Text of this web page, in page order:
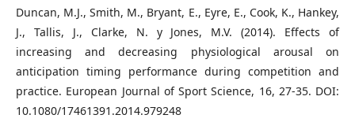
Duncan, M.J., Smith, M., Bryant, E., Eyre, E., Cook, K., Hankey,
J., Tallis, J., Clarke, N. y Jones, M.V. (2014). Effects of
increasing and decreasing physiological arousal on
anticipation timing performance during competition and
practice. European Journal of Sport Science, 16, 27-35. DOI:
10.1080/17461391.2014.979248